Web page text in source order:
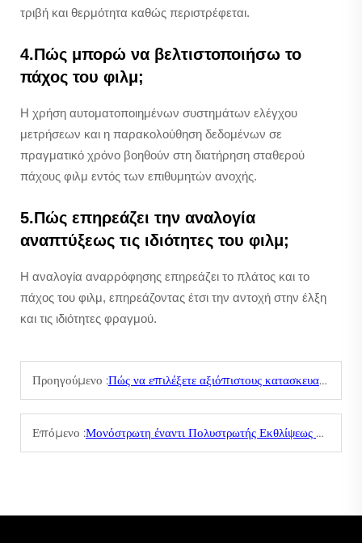
τριβή και θερμότητα καθώς περιστρέφεται.
4.Πώς μπορώ να βελτιστοποιήσω το
πάχος του φιλμ;
Η χρήση αυτοματοποιημένων συστημάτων ελέγχου
μετρήσεων και η παρακολούθηση δεδομένων σε
πραγματικό χρόνο βοηθούν στη διατήρηση σταθερού
πάχους φιλμ εντός των επιθυμητών ανοχής.
5.Πώς επηρεάζει την αναλογία
αναπτύξεως τις ιδιότητες του φιλμ;
Η αναλογία αναρρόφησης επηρεάζει το πλάτος και το
πάχος του φιλμ, επηρεάζοντας έτσι την αντοχή στην έλξη
και τις ιδιότητες φραγμού.
Προηγούμενο :Πώς να επιλέξετε αξιόπιστους κατασκευαστές εκχυλίσματος με φουσκωμένη ταινία
Επόμενο :Μονόστρωτη έναντι Πολυστρωτής Εκθλίψεως Φιλμ Ανεμιστήρα: Επιλέγοντας τη Σωστή Τεχνολογία για το Προϊόν σας